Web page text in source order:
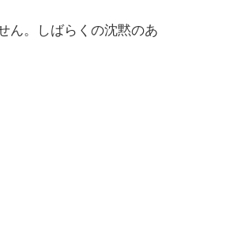
ん。しばらくの沈黙のあ